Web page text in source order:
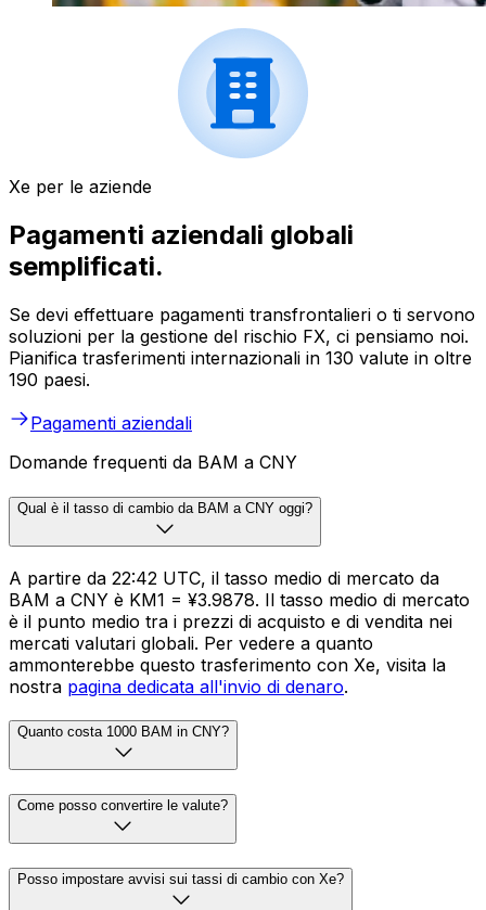
Xe per le aziende
Pagamenti aziendali globali
semplificati.
Se devi effettuare pagamenti transfrontalieri o ti servono
soluzioni per la gestione del rischio FX, ci pensiamo noi.
Pianifica trasferimenti internazionali in 130 valute in oltre
190 paesi.
Pagamenti aziendali
Domande frequenti da BAM a CNY
Qual è il tasso di cambio da BAM a CNY oggi?
A partire da 22:42 UTC, il tasso medio di mercato da
BAM a CNY è KM1 = ¥3.9878. Il tasso medio di mercato
è il punto medio tra i prezzi di acquisto e di vendita nei
mercati valutari globali. Per vedere a quanto
ammonterebbe questo trasferimento con Xe, visita la
nostra pagina dedicata all'invio di denaro.
Quanto costa 1000 BAM in CNY?
Come posso convertire le valute?
Posso impostare avvisi sui tassi di cambio con Xe?